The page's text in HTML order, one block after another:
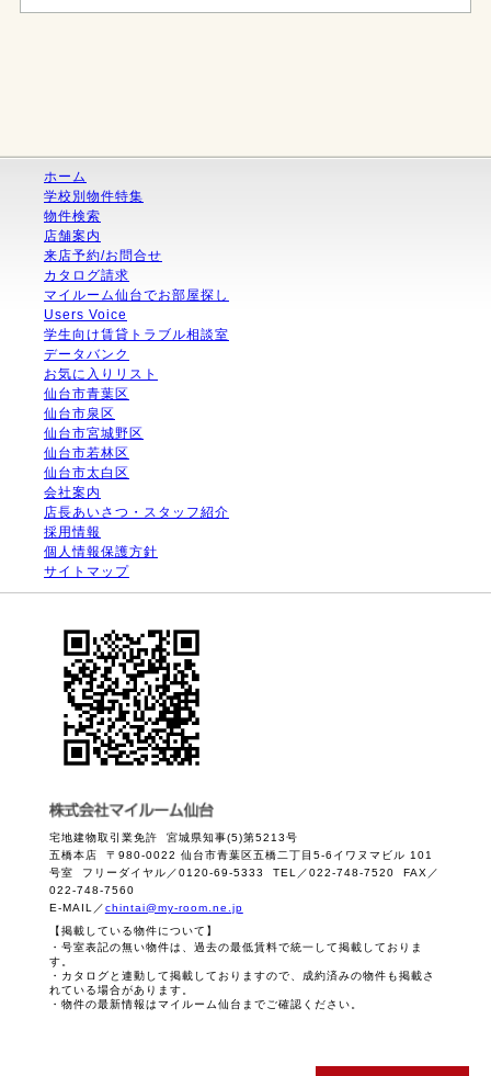
ホーム
学校別物件特集
物件検索
店舗案内
来店予約/お問合せ
カタログ請求
マイルーム仙台でお部屋探し
Users Voice
学生向け賃貸トラブル相談室
データバンク
お気に入りリスト
仙台市青葉区
仙台市泉区
仙台市宮城野区
仙台市若林区
仙台市太白区
会社案内
店長あいさつ・スタッフ紹介
採用情報
個人情報保護方針
サイトマップ
宅地建物取引業免許 宮城県知事(5)第5213号
五橋本店 〒980-0022 仙台市青葉区五橋二丁目5-6イワヌマビル 101
号室 フリーダイヤル／0120-69-5333 TEL／022-748-7520 FAX／
022-748-7560
E-MAIL／chintai@my-room.ne.jp
【掲載している物件について】
・号室表記の無い物件は、過去の最低賃料で統一して掲載しておりま
す。
・カタログと連動して掲載しておりますので、成約済みの物件も掲載さ
れている場合があります。
・物件の最新情報はマイルーム仙台までご確認ください。